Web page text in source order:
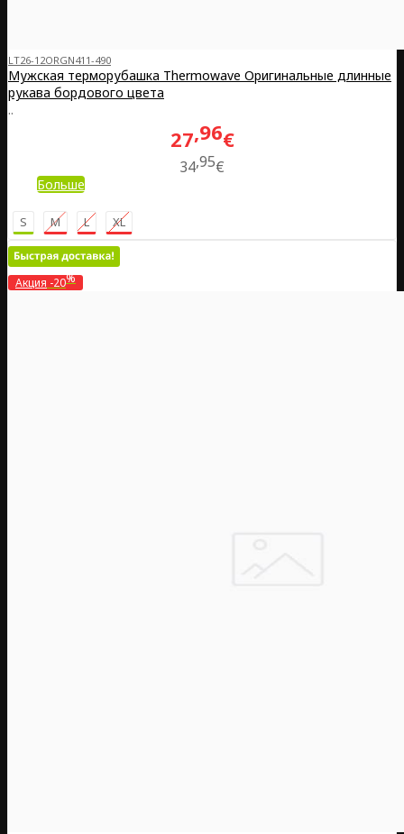
LT26-12ORGN411-490
Мужская терморубашка Thermowave Оригинальные длинные
рукава бордового цвета
..
27 96€
3495€
Больше
S M L XL
Акция -20%